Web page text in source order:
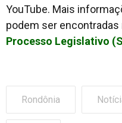
YouTube. Mais
podem ser encontradas
Processo Legislativo
Rondônia